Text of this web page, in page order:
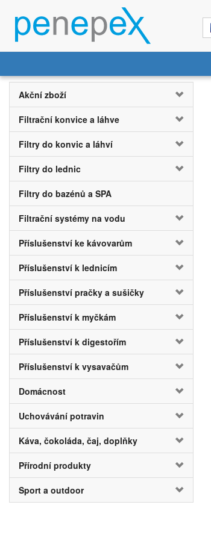
Akční zboží
Filtrační konvice a láhve
Filtry do konvic a láhví
Filtry do lednic
Filtry do bazénů a SPA
Filtrační systémy na vodu
Příslušenství ke kávovarům
Příslušenství k lednicím
Příslušenství pračky a sušičky
Příslušenství k myčkám
Příslušenství k digestořím
Příslušenství k vysavačům
Domácnost
Uchovávání potravin
Káva, čokoláda, čaj, doplňky
Přírodní produkty
Sport a outdoor